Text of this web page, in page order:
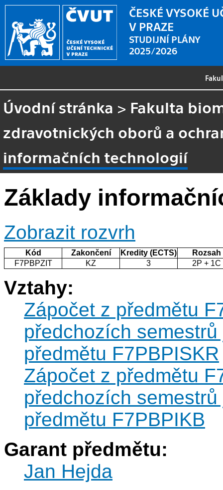
ČESKÉ VYSOKÉ
V PRAZE
STUDIJNÍ PLÁNY
2025/2026
Úvodní stránka > Fakulta
zdravotnických oborů a
informačních technologií
Základy
Zobrazit rozvrh
Kód Zakončení Kredity (ECTS)
Rozsah
F7PBPZIT
KZ 3 2P + 1C
Vztahy:
Zápočet z předmětu
předchozích
předmětu F7PBPISKR
Zápočet z předmětu
předchozích
předmětu F7PBPIKB
Garant předmětu:
Jan Hejda